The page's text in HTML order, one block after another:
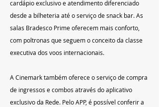
cardápio exclusivo e atendimento diferenciado
desde a bilheteria até o serviço de snack bar. As
salas Bradesco Prime oferecem mais conforto,
com poltronas que seguem o conceito da classe
executiva dos voos internacionais.
A Cinemark também oferece o serviço de compra
de ingressos e combos através do aplicativo
exclusivo da Rede. Pelo APP, é possível conferir a